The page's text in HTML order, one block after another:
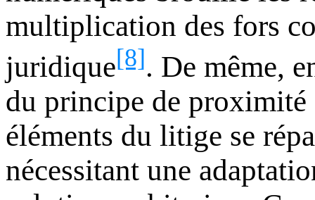
multiplication des fors
juridique[8]. De même,
du principe de
éléments du litige se
nécessitant une